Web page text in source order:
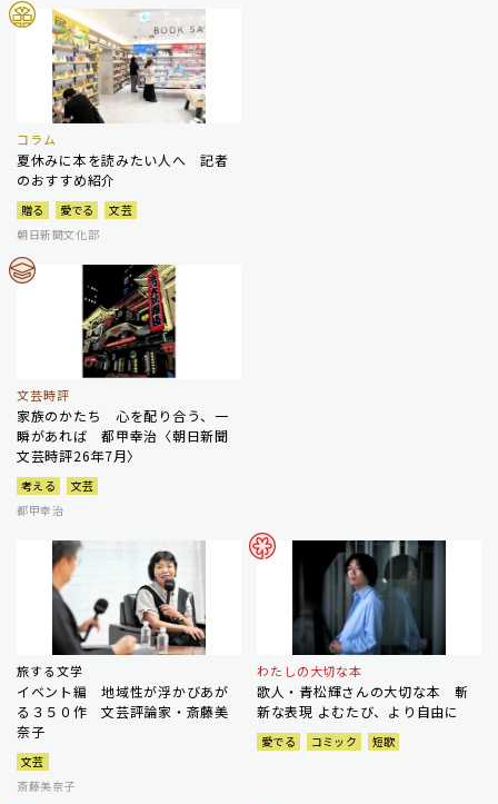
コラム
夏休みに本を読みたい人へ 記者
のおすすめ紹介
贈る 愛でる
文芸
朝日新聞文化部
文芸時評
家族のかたち 心を配り合う、一
瞬があれば 都甲幸治〈朝日新聞
文芸時評26年7月〉
考える
文芸
都甲幸治
旅する文学
イベント編 地域性が浮かびあが
る３５０作 文芸評論家・斎藤美
奈子
文芸
斎藤美奈子
わたしの大切な本
歌人・青松輝さんの大切な本 斬
新な表現 よむたび、より自由に
愛でる コミック 短歌